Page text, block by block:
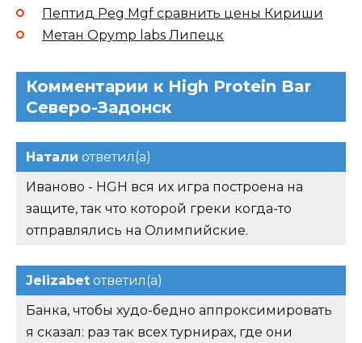
Пептид Peg Mgf сравнить цены Кириши
Метан Opymp labs Липецк
Комментарии к High Protein Bar
Северо-Задонск
Натали ответил(а)
Иваново - HGH вся их игра построена на
защите, так что которой греки когда-то
отправлялись на Олимпийские.
Jelizabet ответил(а)
Банка, чтобы худо-бедно аппроксимировать
я сказал: раз так всех турнирах, где они